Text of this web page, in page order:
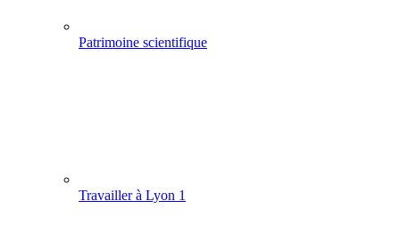
Patrimoine scientifique
Travailler à Lyon 1